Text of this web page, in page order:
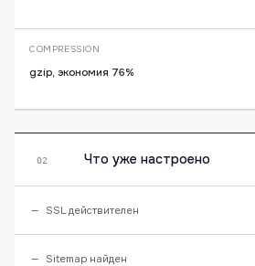
COMPRESSION
gzip, экономия 76%
02 Что уже настроено
SSL действителен
Sitemap найден